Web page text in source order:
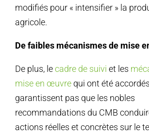
modifiés pour « intensifier » la
agricole.
De faibles mécanismes de mise
De plus, lecadre de suivi et les
mise en œuvre qui ont été
garantissent pas que les nobles
recommandations du CMB
actions réelles et concrètes sur le